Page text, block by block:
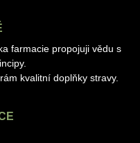
farmacie propojuji vědu s
kvalitní doplňky stravy.